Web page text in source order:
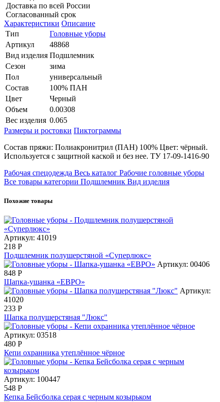
Доставка по всей России
Согласованный срок
Характеристики Описание
Тип
Головные уборы
Артикул
48868
Вид изделия Подшлемник
Сезон
зима
Пол
универсальный
Состав
100% ПАН
Цвет
Черный
Объем
0.00308
Вес изделия 0.065
Размеры и ростовки Пиктограммы
Состав пряжи: Полиакронитрил (ПАН) 100% Цвет: чёрный.
Используется с защитной каской и без нее. ТУ 17-09-1416-90
Рабочая спецодежда Весь каталог Рабочие головные уборы
Все товары категории Подшлемник Вид изделия
Похожие товары
Артикул: 41019
218 Р
Подшлемник полушерстяной «Суперлюкс»
Артикул: 00406
848 Р
Шапка-ушанка «ЕВРО»
Артикул:
41020
233 Р
Шапка полушерстяная "Люкс"
Артикул: 03518
480 Р
Кепи охранника утеплённое чёрное
Артикул: 100447
548 Р
Кепка Бейсболка серая с черным козырьком